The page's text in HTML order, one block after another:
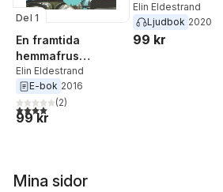
Del 1
En framtida
hemmafrus
bekännelser
Elin Eldestrand
E-bok 2016
4,0utav 5 stjärnor. Totalt antal röster:
(2)
99 kr
Elin Eldestrand
Ljudbok 2020
99 kr
Mina sidor